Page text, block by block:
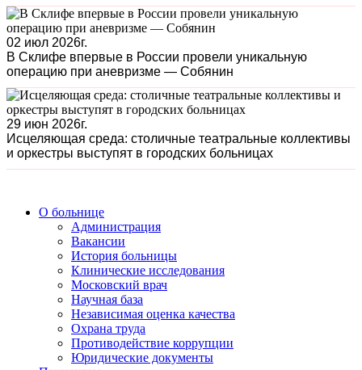
02 июл 2026г.
В Склифе впервые в России провели уникальную
операцию при аневризме — Собянин
29 июн 2026г.
Исцеляющая среда: столичные театральные коллективы
и оркестры выступят в городских больницах
О больнице
Администрация
Вакансии
История больницы
Клинические исследования
Московский врач
Научная база
Независимая оценка качества
Охрана труда
Противодействие коррупции
Юридические документы